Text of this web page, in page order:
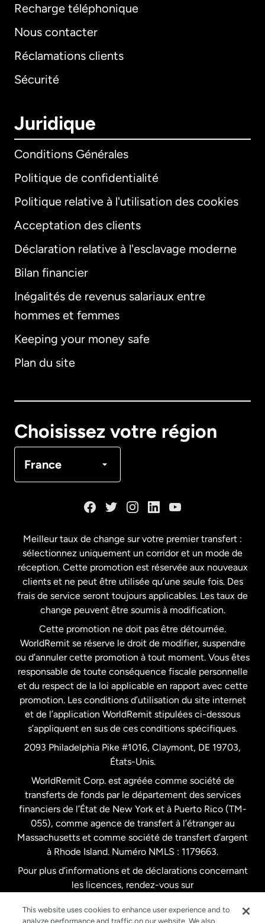
Recharge téléphonique
Nous contacter
Réclamations clients
Sécurité
Juridique
Conditions Générales
Politique de confidentialité
Politique relative à l'utilisation des cookies
Acceptation des clients
Déclaration relative à l'esclavage moderne
Bilan financier
Inégalités de revenus salariaux entre
hommes et femmes
Keeping your money safe
Plan du site
Choisissez votre région
France
International
Allemagne
Français
États-Unis English
États-Unis Español
France
Malaisie
Nouvelle-Zélande
Pays-Bas
Royaume-Uni
Suède
Meilleur taux de change sur votre premier transfert :
sélectionnez uniquement un corridor et un mode de
réception. Cette promotion est réservée aux nouveaux
clients et ne peut être utilisée qu’une seule fois. Des
frais de service seront toujours applicables. Les taux de
change peuvent être soumis à modification.
Cette promotion ne doit pas être détournée.
WorldRemit se réserve le droit de modifier, suspendre
ou d’annuler cette promotion à tout moment. Vous êtes
responsable de toute conséquence fiscale personnelle
et du respect de la loi applicable en rapport avec cette
promotion. Les conditions d’utilisation du site internet
et de l’application WorldRemit stipulées ci-dessous
s’appliquent en sus de ces conditions spécifiques.
2093 Philadelphia Pike #1016, Claymont, DE 19703,
États-Unis.
WorldRemit Corp. est agréée comme société de
transferts de fonds par le département des services
financiers de l’État de New York et à Puerto Rico (TM-
055), comme agence de transfert à l’étranger au
Massachusetts et comme société de transfert d’argent
à Rhode Island. Numéro NMLS : 1179663.
Pour plus d’informations et de déclarations concernant
les licences, rendez-vous sur
This website uses cookies to enhance user experience and to
analyze performance and traffic on our website. We also